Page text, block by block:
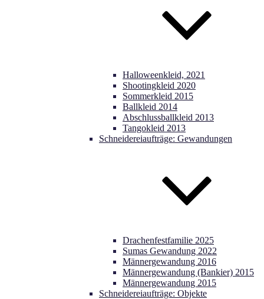
Halloweenkleid, 2021
Shootingkleid 2020
Sommerkleid 2015
Ballkleid 2014
Abschlussballkleid 2013
Tangokleid 2013
Schneidereiaufträge: Gewandungen
Drachenfestfamilie 2025
Sumas Gewandung 2022
Männergewandung 2016
Männergewandung (Bankier) 2015
Männergewandung 2015
Schneidereiaufträge: Objekte